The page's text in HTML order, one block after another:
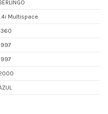
Multispace